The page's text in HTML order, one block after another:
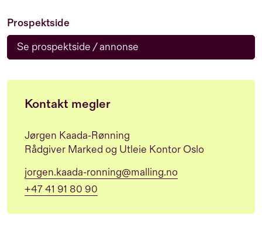
Prospektside
Se prospektside / annonse
Kontakt megler
Jørgen Kaada-Rønning
Rådgiver Marked og Utleie Kontor Oslo
jorgen.kaada-ronning@malling.no
+47 41 91 80 90